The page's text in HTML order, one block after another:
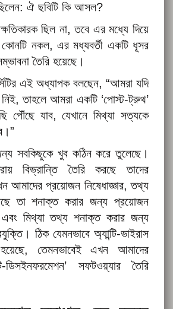
ঐ ছবিটি কি আসল?
ছিল না, তবে এর মধ্যে দিয়ে
নকল, এর মধ্যবর্তী একটি ধূসর
তৈরি হয়েছে।
এই অধ্যাপক বলছেন, “আমরা যদি
তাহলে আমরা একটি ‘পোস্ট-ট্রুথ’
পৌঁছে যাব, যেখানে মিথ্যা সত্যকে
সবকিছুকে খুব কঠিন করে তুলেছে।
বিভ্রান্তি তৈরি করছে তাদের
আমাদের প্রয়োজন নিষেধাজ্ঞার, তথ্য
তা শনাক্ত করার জন্য প্রয়োজন
এবং মিথ্যা তথ্য শনাক্ত করার জন্য
ঠিক যেমনভাবে অ্যান্টি-ভাইরাস
তেমনভাবেই এখন আমাদের
ডিসইনফরমেশন’ সফটওয়্যার তৈরি